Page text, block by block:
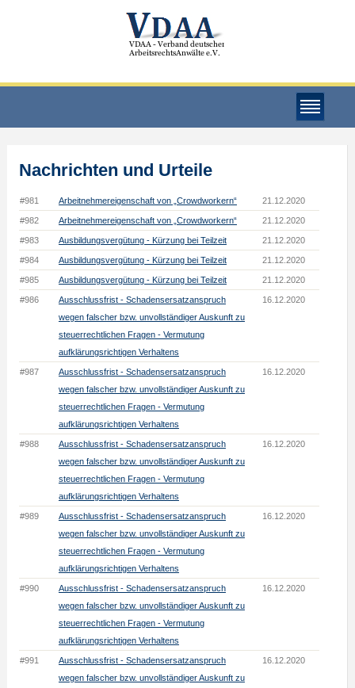
Nachrichten und Urteile
#981 Arbeitnehmereigenschaft von „Crowdworkern“ 21.12.2020
#982 Arbeitnehmereigenschaft von „Crowdworkern“ 21.12.2020
#983 Ausbildungsvergütung - Kürzung bei Teilzeit 21.12.2020
#984 Ausbildungsvergütung - Kürzung bei Teilzeit 21.12.2020
#985 Ausbildungsvergütung - Kürzung bei Teilzeit 21.12.2020
#986
Ausschlussfrist - Schadensersatzanspruch
wegen falscher bzw. unvollständiger Auskunft zu
steuerrechtlichen Fragen - Vermutung
aufklärungsrichtigen Verhaltens
16.12.2020
#987
Ausschlussfrist - Schadensersatzanspruch
wegen falscher bzw. unvollständiger Auskunft zu
steuerrechtlichen Fragen - Vermutung
aufklärungsrichtigen Verhaltens
16.12.2020
#988
Ausschlussfrist - Schadensersatzanspruch
wegen falscher bzw. unvollständiger Auskunft zu
steuerrechtlichen Fragen - Vermutung
aufklärungsrichtigen Verhaltens
16.12.2020
#989
Ausschlussfrist - Schadensersatzanspruch
wegen falscher bzw. unvollständiger Auskunft zu
steuerrechtlichen Fragen - Vermutung
aufklärungsrichtigen Verhaltens
16.12.2020
#990
Ausschlussfrist - Schadensersatzanspruch
wegen falscher bzw. unvollständiger Auskunft zu
steuerrechtlichen Fragen - Vermutung
aufklärungsrichtigen Verhaltens
16.12.2020
#991
Ausschlussfrist - Schadensersatzanspruch
wegen falscher bzw. unvollständiger Auskunft zu
16.12.2020